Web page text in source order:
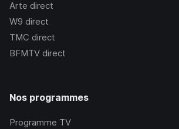
Arte direct
W9 direct
TMC direct
BFMTV direct
Nos programmes
Programme TV